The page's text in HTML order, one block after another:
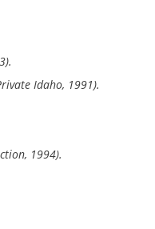
Idaho, 1991).
1994).